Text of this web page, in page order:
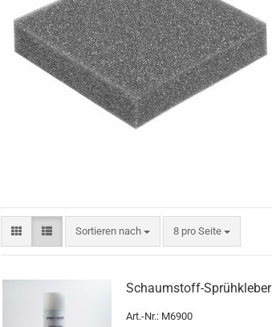
Sortieren nach 8 pro Seite
Schaumstoff-Sprühkleber
Art.-Nr.: M6900